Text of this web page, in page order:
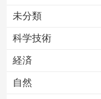
未分類
科学技術
経済
自然